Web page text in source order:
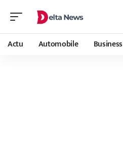
Actu Automobile Business